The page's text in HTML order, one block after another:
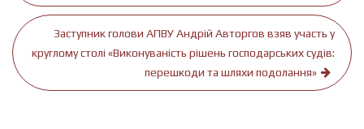
Заступник голови АПВУ Андрій Авторгов взяв участь у
круглому столі «Виконуваність рішень господарських судів:
перешкоди та шляхи подолання»